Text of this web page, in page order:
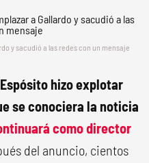
y sacudió a las redes con un mensaje
hizo explotar
se conociera la noticia
como director
del anuncio, cientos